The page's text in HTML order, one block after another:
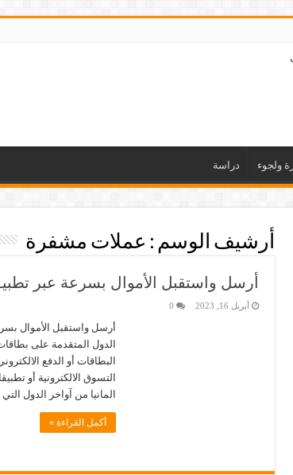
ولجوء دراسة
أرشيف الوسم : عملات مشفرة
أرسل واستقبل الأموال بسرعة عبر
أبريل 16, 2023 0
أرسل واستقبل الأموال
الدول المتقدمة على
البطاقات أو الدفع
المانيا من آواخر الدول
أكمل القراءة »